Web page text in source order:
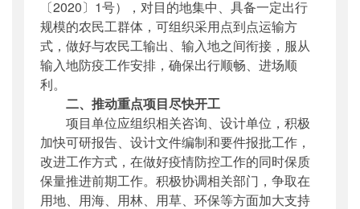
〔2020〕1号），对目的地集中、具备一定出行
规模的农民工群体，可组织采用点到点运输方
式，做好与农民工输出、输入地之间衔接，服从
输入地防疫工作安排，确保出行顺畅、进场顺
利。
二、推动重点项目尽快开工
项目单位应组织相关咨询、设计单位，积极
加快可研报告、设计文件编制和要件报批工作，
改进工作方式，在做好疫情防控工作的同时保质
保量推进前期工作。积极协调相关部门，争取在
用地、用海、用林、用草、环保等方面加大支持